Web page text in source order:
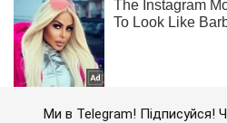
Ми в Telegram! Підписуйся!